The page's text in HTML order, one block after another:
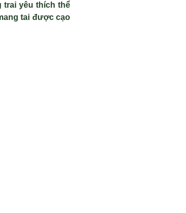
trai yêu thích thể
tai được cạo